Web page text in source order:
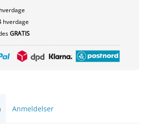
hverdage
GRATIS
Anmeldelser